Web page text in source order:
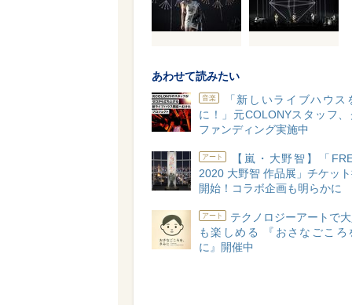
あわせて読みたい
音楽
「新しいライブハウス
に！」元COLONYスタッフ
ファンディング実施中
アート
【嵐・大野智】「
2020 大野智 作品展」チケッ
開始！コラボ企画も明らかに
アート
テクノロジーアートで
も楽しめる 『おさなごころ
に』開催中